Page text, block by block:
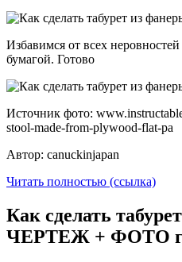
Избавимся от всех
бумагой. Готово
Источник фото:
stool-made-from-plywood-flat-pa
Автор: canuckinjapan
Читать полностью (ссылка)
Как сделать
ЧЕРТЕЖ + ФОТО